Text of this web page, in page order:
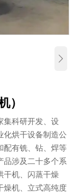

）
集科研开发、设
化烘干设备制造公
配有铣、钻、焊等
品涉及二十多个系
干机、闪蒸干燥
燥机、立式高纯度